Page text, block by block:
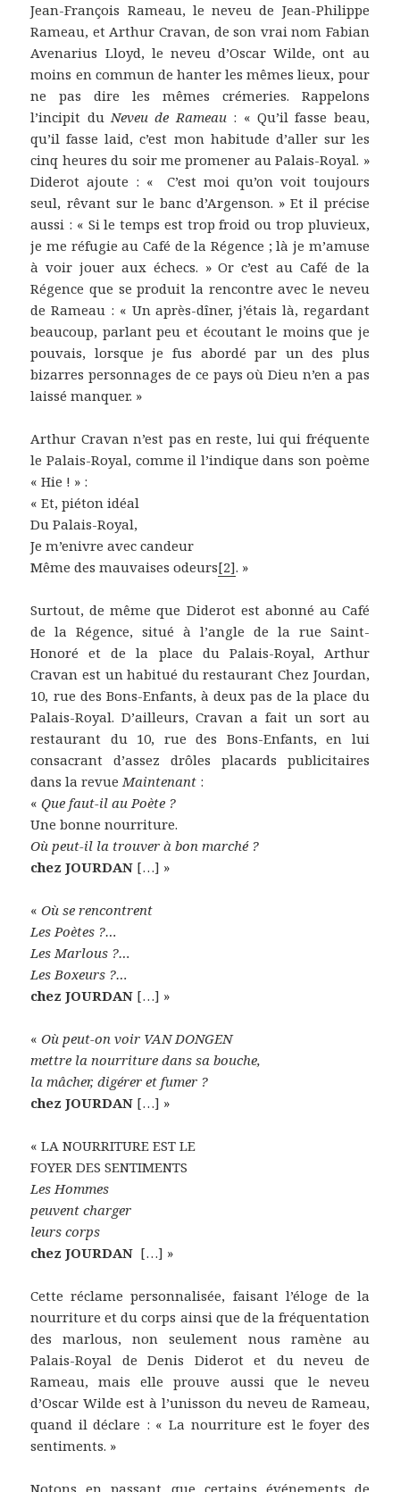
Jean-François Rameau, le neveu de Jean-Philippe
Rameau, et Arthur Cravan, de son vrai nom Fabian
Avenarius Lloyd, le neveu d’Oscar Wilde, ont au
moins en commun de hanter les mêmes lieux, pour
ne pas dire les mêmes crémeries. Rappelons
l’incipit duNeveu de Rameau : « Qu’il fasse beau,
qu’il fasse laid, c’est mon habitude d’aller sur les
cinq heures du soir me promener au Palais-Royal. »
Diderot ajoute : « C’est moi qu’on voit toujours
seul, rêvant sur le banc d’Argenson. » Et il précise
aussi : « Si le temps est trop froid ou trop pluvieux,
je me réfugie au Café de la Régence ; là je m’amuse
à voir jouer aux échecs. » Or c’est au Café de la
Régence que se produit la rencontre avec le neveu
de Rameau : « Un après-dîner, j’étais là, regardant
beaucoup, parlant peu et écoutant le moins que je
pouvais, lorsque je fus abordé par un des plus
bizarres personnages de ce pays où Dieu n’en a pas
laissé manquer. »
Arthur Cravan n’est pas en reste, lui qui fréquente
le Palais-Royal, comme il l’indique dans son poème
« Hie ! » :
« Et, piéton idéal
Du Palais-Royal,
Je m’enivre avec candeur
Même des mauvaises odeurs[2]. »
Surtout, de même que Diderot est abonné au Café
de la Régence, situé à l’angle de la rue Saint-
Honoré et de la place du Palais-Royal, Arthur
Cravan est un habitué du restaurant Chez Jourdan,
10, rue des Bons-Enfants, à deux pas de la place du
Palais-Royal. D’ailleurs, Cravan a fait un sort au
restaurant du 10, rue des Bons-Enfants, en lui
consacrant d’assez drôles placards publicitaires
dans la revueMaintenant :
«Que faut-il au Poète ?
Une bonne nourriture.
Où peut-il la trouver à bon marché ?
chezJOURDAN […] »
«Où se rencontrent
Les Poètes ?…
Les Marlous ?…
Les Boxeurs ?…
chezJOURDAN […] »
«Où peut-on voir VAN DONGEN
mettre la nourriture dans sa bouche,
la mâcher, digérer et fumer ?
chezJOURDAN […] »
« LA NOURRITURE EST LE
FOYER DES SENTIMENTS
Les Hommes
peuvent charger
leurs corps
chezJOURDAN […] »
Cette réclame personnalisée, faisant l’éloge de la
nourriture et du corps ainsi que de la fréquentation
des marlous, non seulement nous ramène au
Palais-Royal de Denis Diderot et du neveu de
Rameau, mais elle prouve aussi que le neveu
d’Oscar Wilde est à l’unisson du neveu de Rameau,
quand il déclare : « La nourriture est le foyer des
sentiments. »
Notons en passant que certains événements de